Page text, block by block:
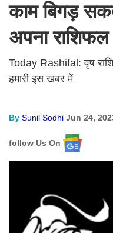
काम बिगड़
अपना राशिफल
Today Rashifal: वृष
हमारी इस खबर में
By Sunil Sodhi Jun 24,
follow Us On